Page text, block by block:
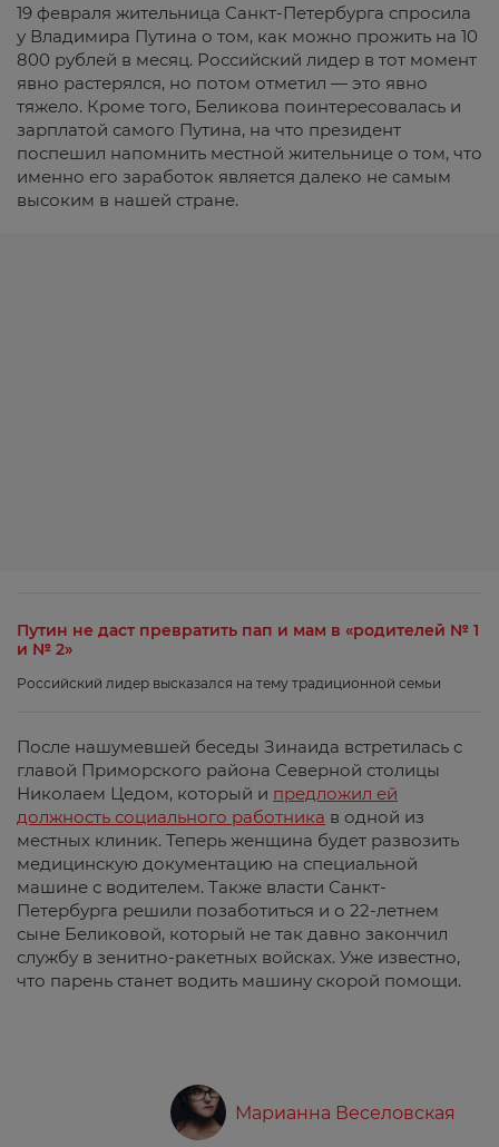
19 февраля жительница Санкт-Петербурга спросила
у Владимира Путина о том, как можно прожить на 10
800 рублей в месяц. Российский лидер в тот момент
явно растерялся, но потом отметил — это явно
тяжело. Кроме того, Беликова поинтересовалась и
зарплатой самого Путина, на что президент
поспешил напомнить местной жительнице о том, что
именно его заработок является далеко не самым
высоким в нашей стране.
Путин не даст превратить пап и мам в «родителей № 1
и № 2»
Российский лидер высказался на тему традиционной семьи
После нашумевшей беседы Зинаида встретилась с
главой Приморского района Северной столицы
Николаем Цедом, который и предложил ей
должность социального работника в одной из
местных клиник. Теперь женщина будет развозить
медицинскую документацию на специальной
машине с водителем. Также власти Санкт-
Петербурга решили позаботиться и о 22-летнем
сыне Беликовой, который не так давно закончил
службу в зенитно-ракетных войсках. Уже известно,
что парень станет водить машину скорой помощи.
Марианна Веселовская